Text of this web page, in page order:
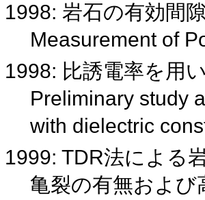
1998: 岩石の有効間
Measurement of
1998: 比誘電率を用
Preliminary study
with dielectric
1999: TDR法による
亀裂の有無および